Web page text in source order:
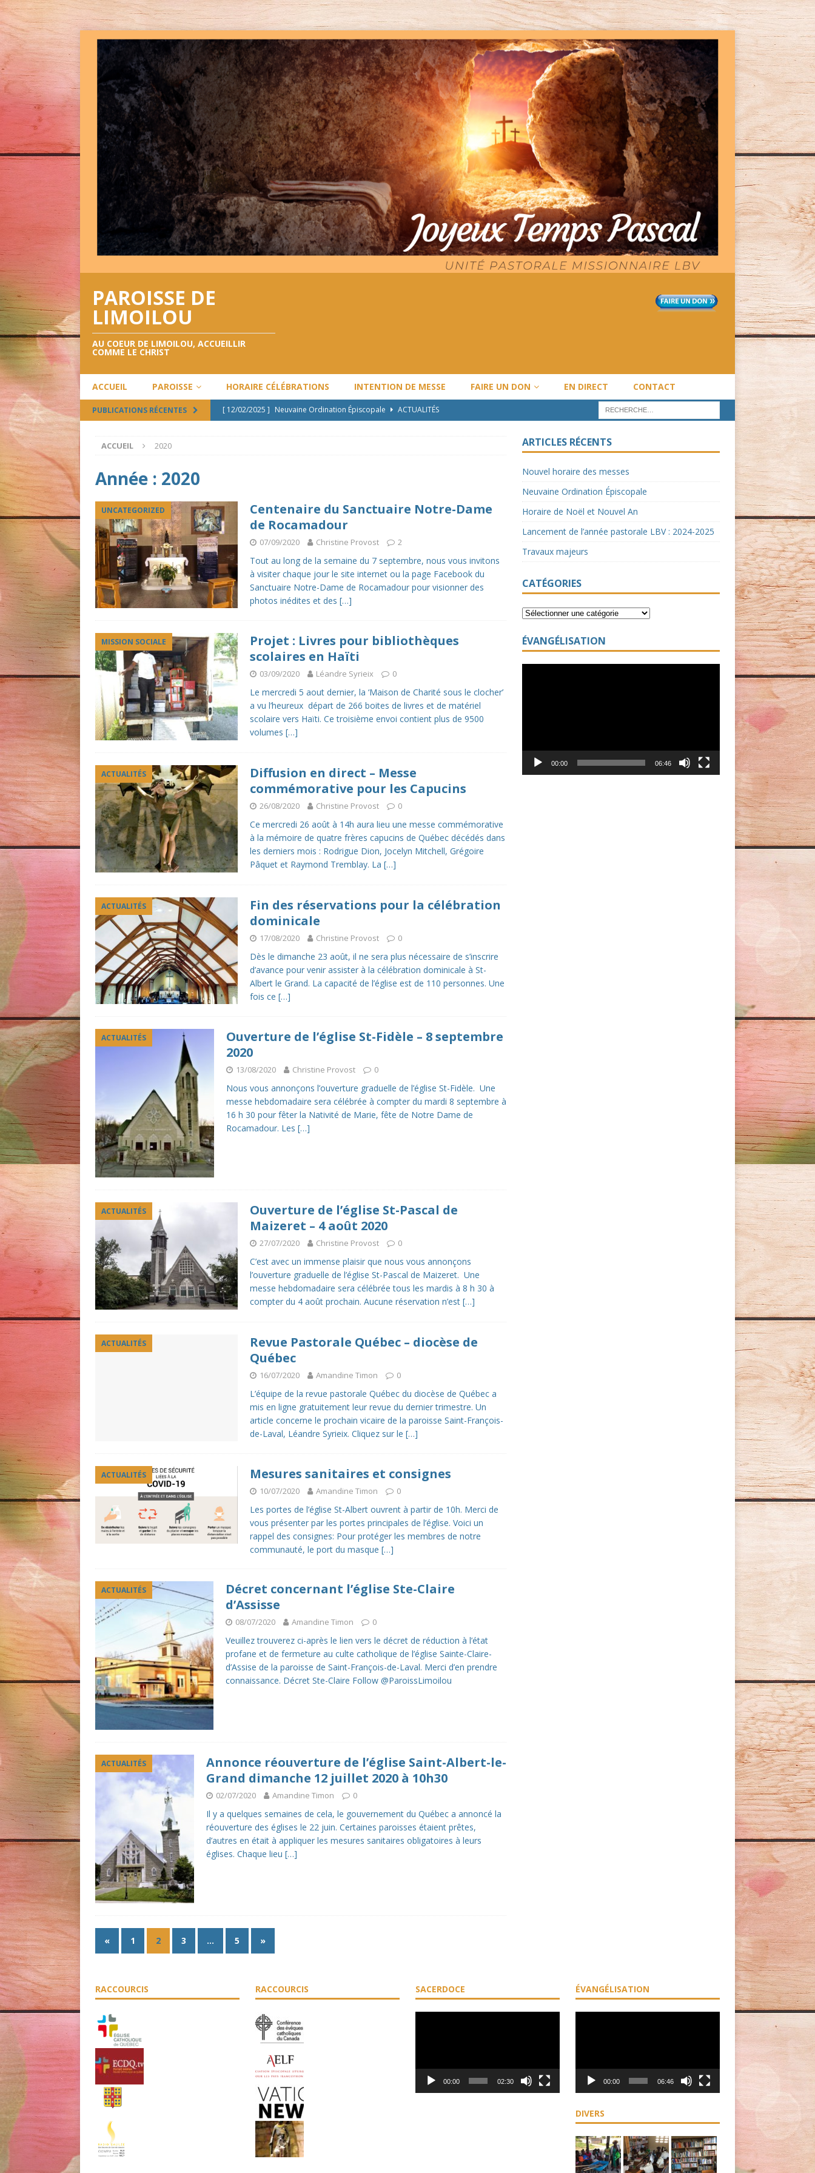
PAROISSE DE
LIMOILOU
AU COEUR DE LIMOILOU, ACCUEILLIR
COMME LE CHRIST
ACCUEIL PAROISSE HORAIRE CÉLÉBRATIONS INTENTION DE MESSE FAIRE UN DON EN DIRECT CONTACT
PUBLICATIONS RÉCENTES [ 12/02/2025 ] Neuvaine Ordination Épiscopale
ACTUALITÉS
ACCUEIL 2020
Année : 2020
UNCATEGORIZED
Centenaire du Sanctuaire Notre-Dame
de Rocamadour
07/09/2020 Christine Provost 2
Tout au long de la semaine du 7 septembre, nous vous invitons
à visiter chaque jour le site internet ou la page Facebook du
Sanctuaire Notre-Dame de Rocamadour pour visionner des
photos inédites et des […]
MISSION SOCIALE
Projet : Livres pour bibliothèques
scolaires en Haïti
03/09/2020 Léandre Syrieix 0
Le mercredi 5 aout dernier, la ‘Maison de Charité sous le clocher’
a vu l’heureux départ de 266 boites de livres et de matériel
scolaire vers Haïti. Ce troisième envoi contient plus de 9500
volumes […]
ACTUALITÉS
Diffusion en direct – Messe
commémorative pour les Capucins
26/08/2020 Christine Provost 0
Ce mercredi 26 août à 14h aura lieu une messe commémorative
à la mémoire de quatre frères capucins de Québec décédés dans
les derniers mois : Rodrigue Dion, Jocelyn Mitchell, Grégoire
Pâquet et Raymond Tremblay. La […]
ACTUALITÉS
Fin des réservations pour la célébration
dominicale
17/08/2020 Christine Provost 0
Dès le dimanche 23 août, il ne sera plus nécessaire de s’inscrire
d’avance pour venir assister à la célébration dominicale à St-
Albert le Grand. La capacité de l’église est de 110 personnes. Une
fois ce […]
ACTUALITÉS
Ouverture de l’église St-Fidèle – 8 septembre
2020
13/08/2020 Christine Provost 0
Nous vous annonçons l’ouverture graduelle de l’église St-Fidèle. Une
messe hebdomadaire sera célébrée à compter du mardi 8 septembre à
16 h 30 pour fêter la Nativité de Marie, fête de Notre Dame de
Rocamadour. Les […]
ACTUALITÉS
Ouverture de l’église St-Pascal de
Maizeret – 4 août 2020
27/07/2020 Christine Provost 0
C’est avec un immense plaisir que nous vous annonçons
l’ouverture graduelle de l’église St-Pascal de Maizeret. Une
messe hebdomadaire sera célébrée tous les mardis à 8 h 30 à
compter du 4 août prochain. Aucune réservation n’est […]
ACTUALITÉS
Revue Pastorale Québec – diocèse de
Québec
16/07/2020 Amandine Timon 0
L’équipe de la revue pastorale Québec du diocèse de Québec a
mis en ligne gratuitement leur revue du dernier trimestre. Un
article concerne le prochain vicaire de la paroisse Saint-François-
de-Laval, Léandre Syrieix. Cliquez sur le […]
ACTUALITÉS Mesures sanitaires et consignes
10/07/2020 Amandine Timon 0
Les portes de l’église St-Albert ouvrent à partir de 10h. Merci de
vous présenter par les portes principales de l’église. Voici un
rappel des consignes: Pour protéger les membres de notre
communauté, le port du masque […]
ACTUALITÉS
Décret concernant l’église Ste-Claire
d’Assisse
08/07/2020 Amandine Timon 0
Veuillez trouverez ci-après le lien vers le décret de réduction à l’état
profane et de fermeture au culte catholique de l’église Sainte-Claire-
d’Assise de la paroisse de Saint-François-de-Laval. Merci d’en prendre
connaissance. Décret Ste-Claire Follow @ParoissLimoilou
ACTUALITÉS
Annonce réouverture de l’église Saint-Albert-le-
Grand dimanche 12 juillet 2020 à 10h30
02/07/2020 Amandine Timon 0
Il y a quelques semaines de cela, le gouvernement du Québec a annoncé la
réouverture des églises le 22 juin. Certaines paroisses étaient prêtes,
d’autres en était à appliquer les mesures sanitaires obligatoires à leurs
églises. Chaque lieu […]
« 1 2 3 … 5 »
ARTICLES RÉCENTS
Nouvel horaire des messes
Neuvaine Ordination Épiscopale
Horaire de Noël et Nouvel An
Lancement de l’année pastorale LBV : 2024-2025
Travaux majeurs
CATÉGORIES
ÉVANGÉLISATION
00:00 06:46
RACCOURCIS RACCOURCIS SACERDOCE
00:00 02:30
ÉVANGÉLISATION
00:00 06:46
DIVERS